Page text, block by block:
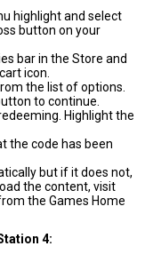
highlight and select
button on your
bar in the Store and
icon.
the list of options.
to continue.
Highlight the
the code has been
but if it does not,
the content, visit
the Games Home
4: